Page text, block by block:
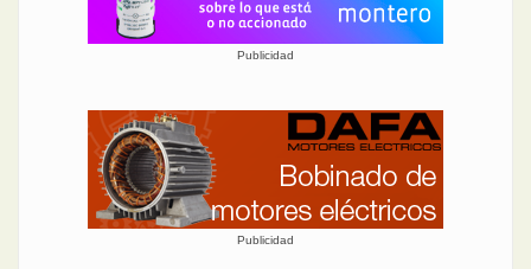
Publicidad
Publicidad